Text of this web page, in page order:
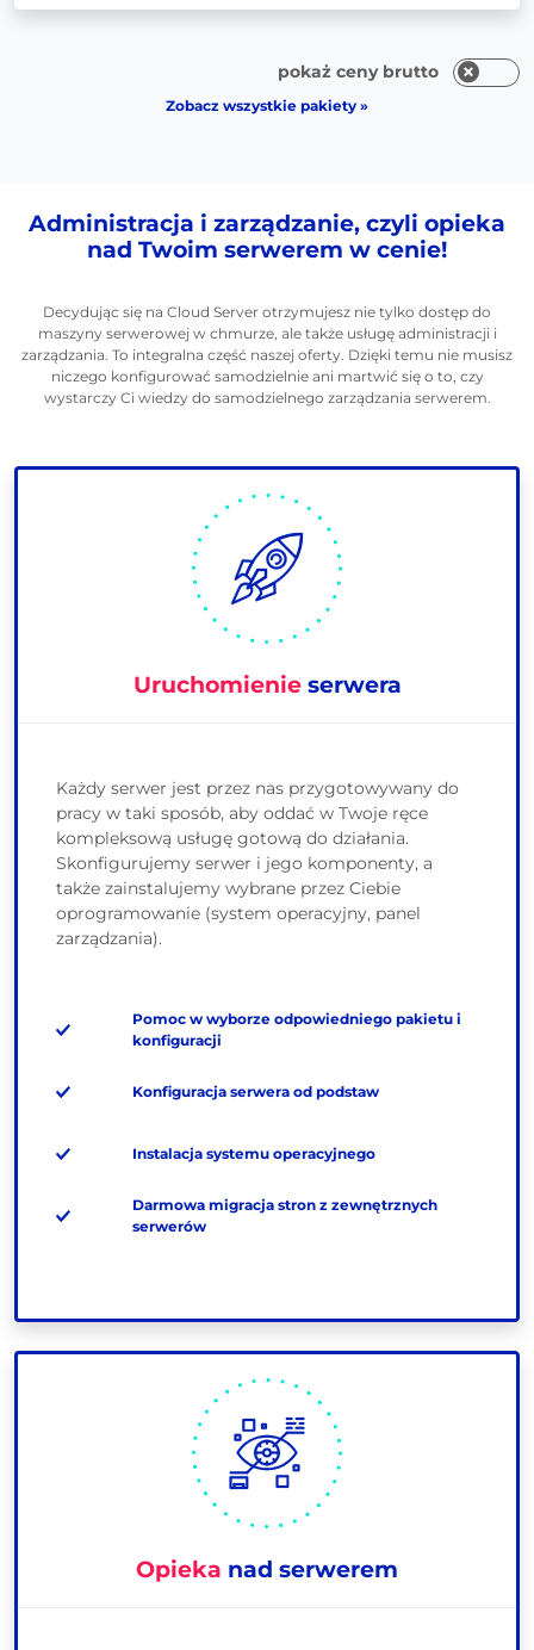
pokaż ceny brutto
Zobacz wszystkie pakiety »
Administracja i zarządzanie, czyli opieka
nad Twoim serwerem w cenie!
Decydując się na Cloud Server otrzymujesz nie tylko dostęp do
maszyny serwerowej w chmurze, ale także usługę administracji i
zarządzania. To integralna część naszej oferty. Dzięki temu nie musisz
niczego konfigurować samodzielnie ani martwić się o to, czy
wystarczy Ci wiedzy do samodzielnego zarządzania serwerem.
Uruchomienieserwera
Każdy serwer jest przez nas przygotowywany do
pracy w taki sposób, aby oddać w Twoje ręce
kompleksową usługę gotową do działania.
Skonfigurujemy serwer i jego komponenty, a
także zainstalujemy wybrane przez Ciebie
oprogramowanie (system operacyjny, panel
zarządzania).
Pomoc w wyborze odpowiedniego pakietu i
konfiguracji
Konfiguracja serwera od podstaw
Instalacja systemu operacyjnego
Darmowa migracja stron z zewnętrznych
serwerów
Opieka nad serwerem